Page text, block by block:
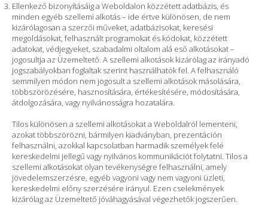
Ellenkező bizonyításáig a Weboldalon közzétett adatbázis, és
minden egyéb szellemi alkotás – ide értve különösen, de nem
kizárólagosan a szerzői műveket, adatbázisokat, keresési
megoldásokat, felhasznált programokat és kódokat, közzétett
adatokat, védjegyeket, szabadalmi oltalom alá eső alkotásokat –
jogosultja az Üzemeltető. A szellemi alkotások kizárólag az irányadó
jogszabályokban foglaltak szerint használhatók fel. A felhasználó
semmilyen módon nem jogosult a szellemi alkotások másolására,
többszörözésére, hasznosítására, értékesítésére, módosítására,
átdolgozására, vagy nyilvánosságra hozatalára.
Tilos különösen a szellemi alkotásokat a Weboldalról lementeni,
azokat többszörözni, bármilyen kiadványban, prezentáción
felhasználni, azokkal kapcsolatban harmadik személyek felé
kereskedelmi jellegű vagy nyilvános kommunikációt folytatni. Tilos a
szellemi alkotásokat olyan tevékenységre felhasználni, amely
jövedelemszerzésre, egyéb vagyoni vagy nem vagyoni üzleti,
kereskedelmi előny szerzésére irányul. Ezen cselekmények
kizárólag az Üzemeltető jóváhagyásával végezhetők jogszerűen.